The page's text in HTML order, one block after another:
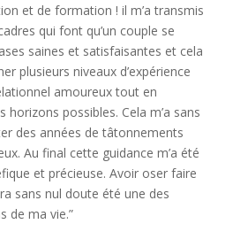
et de formation ! il m’a transmis
qui font qu’un couple se
saines et satisfaisantes et cela
plusieurs niveaux d’expérience
amoureux tout en
horizons possibles. Cela m’a sans
des années de tâtonnements
Au final cette guidance m’a été
et précieuse. Avoir oser faire
sans nul doute été une des
de ma vie.”